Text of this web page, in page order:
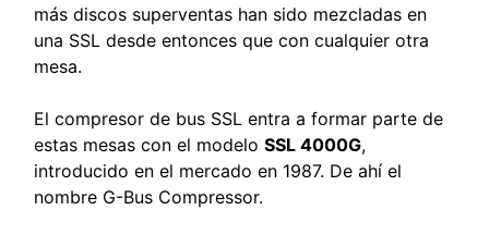
más discos superventas han sido mezcladas en
una SSL desde entonces que con cualquier otra
mesa.
El compresor de bus SSL entra a formar parte de
estas mesas con el modeloSSL 4000G,
introducido en el mercado en 1987. De ahí el
nombre G-Bus Compressor.